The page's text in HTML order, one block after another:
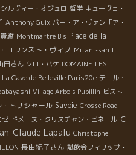
シルヴィー・オジュロ 哲学 キューヴェ・
Anthony Guix バー・ア・ヴァン「ア・
貴腐 Montmartre Bis Place de la
コワンスト・ヴィノ Mitani-san ロニ
田さん クロ・バケ DOMAINE LES
La Cave de Belleville Paris20e テール・
Village Arbois Pupillin ビスト
トリシャール Savoie Crosse Road
ゼ ドメーヌ・クリスチャン・ビネール Ｃ
Claude Lapalu Christophe
長由紀子さん 試飲会フィリップ・